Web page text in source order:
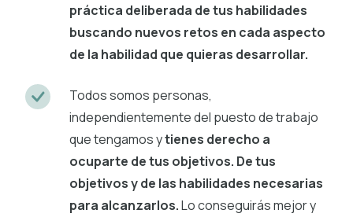
práctica deliberada de tus habilidades
buscando nuevos retos en cada aspecto
de la habilidad que quieras desarrollar.
Todos somos personas,
independientemente del puesto de trabajo
que tengamos ytienes derecho a
ocuparte de tus objetivos. De tus
objetivos y de las habilidades necesarias
para alcanzarlos.Lo conseguirás mejor y